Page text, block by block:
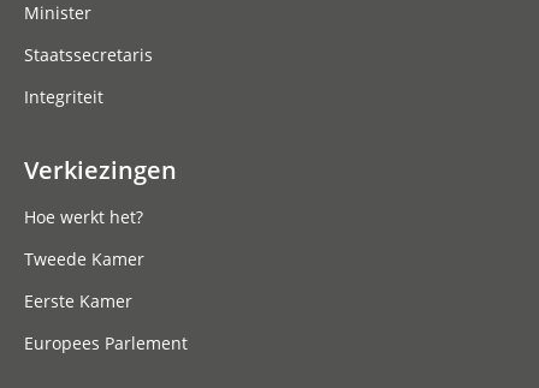
Minister
Staatssecretaris
Integriteit
Verkiezingen
Hoe werkt het?
Tweede Kamer
Eerste Kamer
Europees Parlement